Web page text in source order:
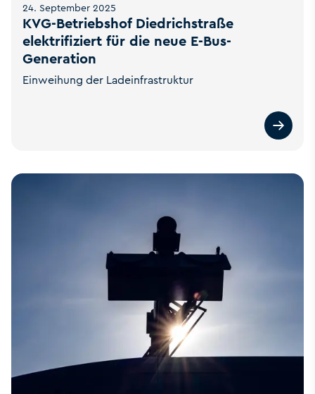
KVG-Betriebshof Diedrichstraße
elektrifiziert für die neue E-Bus-
Generation
24. September 2025
Einweihung der Ladeinfrastruktur